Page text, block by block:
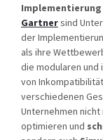
Implementierung
Gartnersind
der
als ihre
die modularen
von
verschiedenen
Unternehmen
optimieren und